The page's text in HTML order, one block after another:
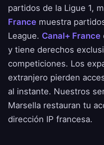
partidos de la Ligue 1,
France muestra
League. Canal+ France
y tiene derechos
competiciones. Los
extranjero pierden
al instante. Nuestros
Marsella restauran tu
dirección IP francesa.